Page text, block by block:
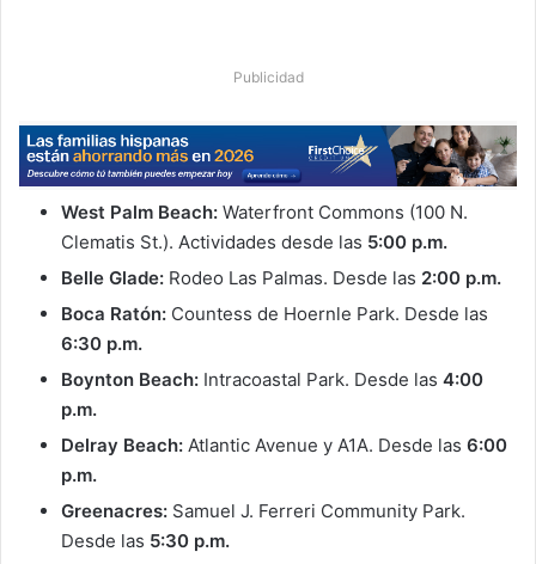
Publicidad
West Palm Beach: Waterfront Commons (100 N.
Clematis St.). Actividades desde las 5:00 p.m.
Belle Glade: Rodeo Las Palmas. Desde las 2:00 p.m.
Boca Ratón: Countess de Hoernle Park. Desde las
6:30 p.m.
Boynton Beach: Intracoastal Park. Desde las 4:00
p.m.
Delray Beach: Atlantic Avenue y A1A. Desde las 6:00
p.m.
Greenacres: Samuel J. Ferreri Community Park.
Desde las 5:30 p.m.